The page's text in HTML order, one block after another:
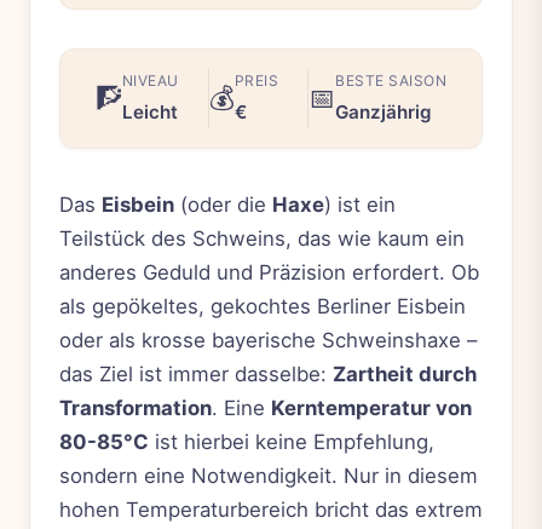
🧗
NIVEAU
Leicht 💰
PREIS
€ 📅
BESTE SAISON
Ganzjährig
Das Eisbein (oder die Haxe) ist ein
Teilstück des Schweins, das wie kaum ein
anderes Geduld und Präzision erfordert. Ob
als gepökeltes, gekochtes Berliner Eisbein
oder als krosse bayerische Schweinshaxe –
das Ziel ist immer dasselbe: Zartheit durch
Transformation. Eine Kerntemperatur von
80-85°C ist hierbei keine Empfehlung,
sondern eine Notwendigkeit. Nur in diesem
hohen Temperaturbereich bricht das extrem